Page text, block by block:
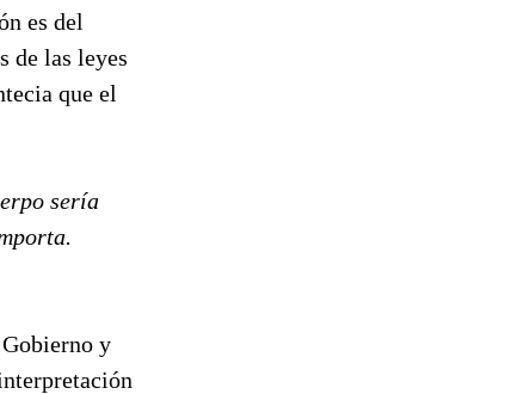
es del
de las leyes
que el
sería
y